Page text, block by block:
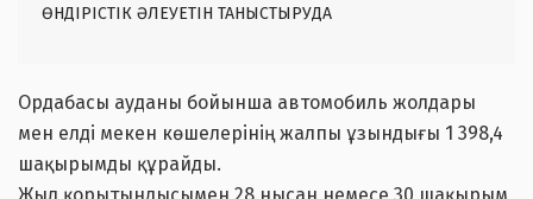
ӨНДІРІСТІК ӘЛЕУЕТІН ТАНЫСТЫРУДА
Ордабасы ауданы бойынша автомобиль жолдары
мен елді мекен көшелерінің жалпы ұзындығы 1 398,4
шақырымды құрайды.